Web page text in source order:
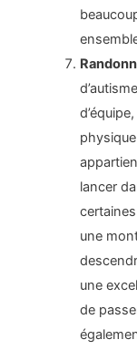
lancer
une
une
de